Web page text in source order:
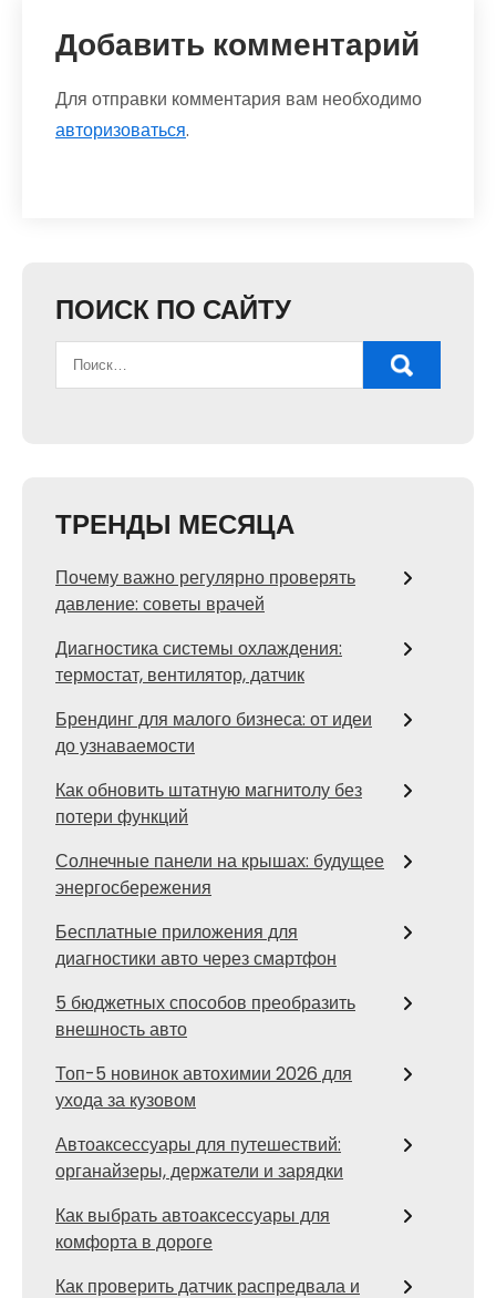
Добавить комментарий
Для отправки комментария вам необходимо
авторизоваться.
ПОИСК ПО САЙТУ
ТРЕНДЫ МЕСЯЦА
Почему важно регулярно проверять
давление: советы врачей
Диагностика системы охлаждения:
термостат, вентилятор, датчик
Брендинг для малого бизнеса: от идеи
до узнаваемости
Как обновить штатную магнитолу без
потери функций
Солнечные панели на крышах: будущее
энергосбережения
Бесплатные приложения для
диагностики авто через смартфон
5 бюджетных способов преобразить
внешность авто
Топ-5 новинок автохимии 2026 для
ухода за кузовом
Автоаксессуары для путешествий:
органайзеры, держатели и зарядки
Как выбрать автоаксессуары для
комфорта в дороге
Как проверить датчик распредвала и